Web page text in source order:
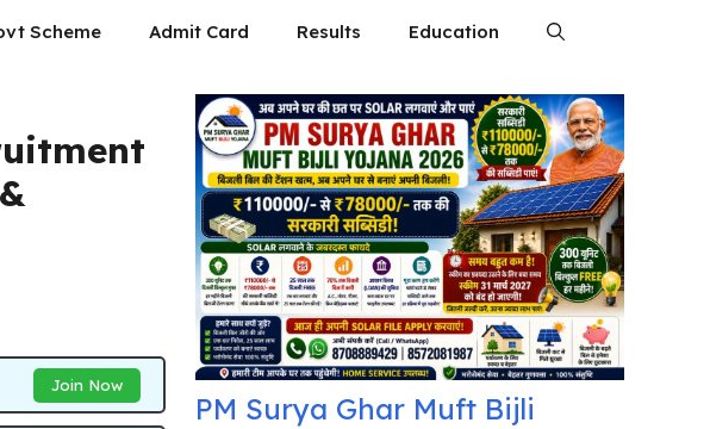
Scheme Admit Card Results Education
Join Now
PM Surya Ghar Muft Bijli